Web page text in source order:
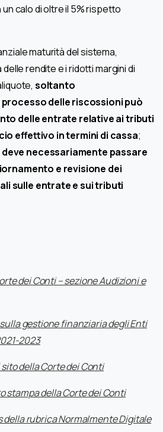
un calo di oltre il 5% rispetto
maturità del sistema,
rendite e i ridotti margini di
soltanto
processo delle riscossioni può
delle entrate relative ai tributi
effettivo in termini di cassa;
necessariamente passare
e revisione dei
sulle entrate e sui tributi
dei Conti – sezione Audizioni e
gestione finanziaria degli Enti
2023
della Corte dei Conti
stampa della Corte dei Conti
rubrica Normalmente Digitale